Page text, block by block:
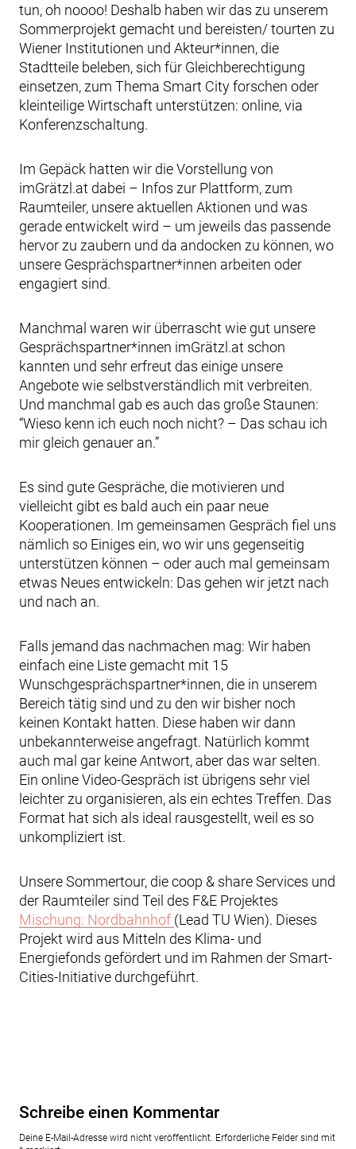
tun, oh noooo! Deshalb haben wir das zu unserem
Sommerprojekt gemacht und bereisten/ tourten zu
Wiener Institutionen und Akteur*innen, die
Stadtteile beleben, sich für Gleichberechtigung
einsetzen, zum Thema Smart City forschen oder
kleinteilige Wirtschaft unterstützen: online, via
Konferenzschaltung.
Im Gepäck hatten wir die Vorstellung von
imGrätzl.at dabei – Infos zur Plattform, zum
Raumteiler, unsere aktuellen Aktionen und was
gerade entwickelt wird – um jeweils das passende
hervor zu zaubern und da andocken zu können, wo
unsere Gesprächspartner*innen arbeiten oder
engagiert sind.
Manchmal waren wir überrascht wie gut unsere
Gesprächspartner*innen imGrätzl.at schon
kannten und sehr erfreut das einige unsere
Angebote wie selbstverständlich mit verbreiten.
Und manchmal gab es auch das große Staunen:
“Wieso kenn ich euch noch nicht? – Das schau ich
mir gleich genauer an.”
Es sind gute Gespräche, die motivieren und
vielleicht gibt es bald auch ein paar neue
Kooperationen. Im gemeinsamen Gespräch fiel uns
nämlich so Einiges ein, wo wir uns gegenseitig
unterstützen können – oder auch mal gemeinsam
etwas Neues entwickeln: Das gehen wir jetzt nach
und nach an.
Falls jemand das nachmachen mag: Wir haben
einfach eine Liste gemacht mit 15
Wunschgesprächspartner*innen, die in unserem
Bereich tätig sind und zu den wir bisher noch
keinen Kontakt hatten. Diese haben wir dann
unbekannterweise angefragt. Natürlich kommt
auch mal gar keine Antwort, aber das war selten.
Ein online Video-Gespräch ist übrigens sehr viel
leichter zu organisieren, als ein echtes Treffen. Das
Format hat sich als ideal rausgestellt, weil es so
unkompliziert ist.
Unsere Sommertour, die coop & share Services und
der Raumteiler sind Teil des F&E Projektes
Mischung: Nordbahnhof (Lead TU Wien). Dieses
Projekt wird aus Mitteln des Klima- und
Energiefonds gefördert und im Rahmen der Smart-
Cities-Initiative durchgeführt.
Schreibe einen Kommentar
Deine E-Mail-Adresse wird nicht veröffentlicht. Erforderliche Felder sind mit